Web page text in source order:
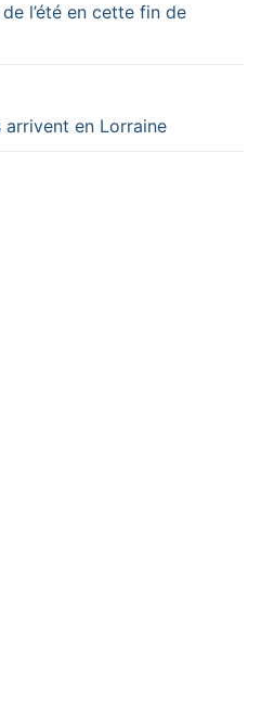
l’été en cette fin de
arrivent en Lorraine